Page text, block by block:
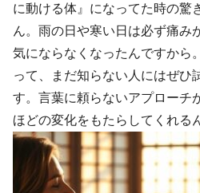
に動ける体』になってた時の驚
ん。雨の日や寒い日は必ず痛み
気にならなくなったんですから
って、まだ知らない人にはぜひ
す。言葉に頼らないアプローチ
ほどの変化をもたらしてくれる